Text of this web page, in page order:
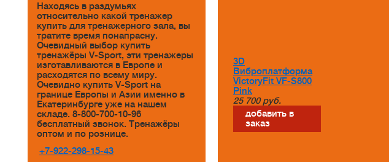
Находясь в раздумьях
относительно какой тренажер
купить для тренажерного зала, вы
тратите время понапрасну.
Очевидный выбор купить
тренажёры V-Sport, эти тренажеры
изготавливаются в Европе и
расходятся по всему миру.
Очевидно купить V-Sport на
границе Европы и Азии именно в
Екатеринбурге уже на нашем
складе. 8-800-700-10-96
бесплатный звонок. Тренажёры
оптом и по рознице.
+7-922-298-15-43
3D
Виброплатформа
VictoryFit VF-S800
Pink
25 700 руб.
добавить в
заказ